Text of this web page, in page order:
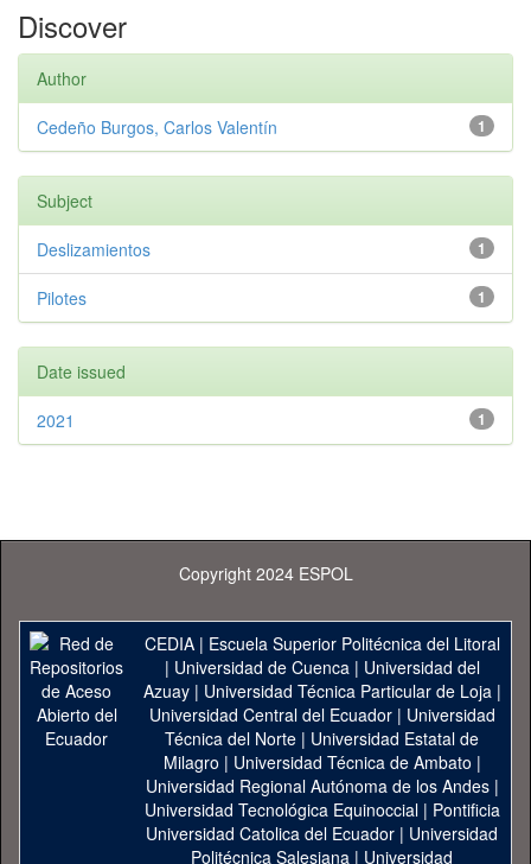
Discover
Author
1
Cedeño Burgos, Carlos Valentín
Subject
1
Deslizamientos
1
Pilotes
Date issued
1
2021
Copyright 2024 ESPOL
CEDIA| Escuela Superior Politécnica del Litoral
| Universidad de Cuenca| Universidad del
Azuay| Universidad Técnica Particular de Loja|
Universidad Central del Ecuador| Universidad
Técnica del Norte | Universidad Estatal de
Milagro | Universidad Técnica de Ambato |
Universidad Regional Autónoma de los Andes|
Universidad Tecnológica Equinoccial| Pontificia
Universidad Catolica del Ecuador | Universidad
Politécnica Salesiana | Universidad